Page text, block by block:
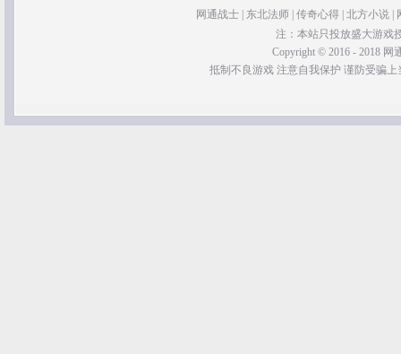
网通战士 东北法师 传奇心得 北方小说
注：本站只投放盛大游戏
Copyright © 2016 - 2018 网
抵制不良游戏 注意自我保护 谨防受骗